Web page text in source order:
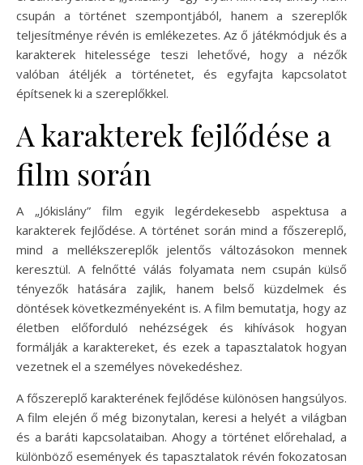
csupán a történet szempontjából, hanem a szereplők
teljesítménye révén is emlékezetes. Az ő játékmódjuk és a
karakterek hitelessége teszi lehetővé, hogy a nézők
valóban átéljék a történetet, és egyfajta kapcsolatot
építsenek ki a szereplőkkel.
A karakterek fejlődése a
film során
A „Jókislány” film egyik legérdekesebb aspektusa a
karakterek fejlődése. A történet során mind a főszereplő,
mind a mellékszereplők jelentős változásokon mennek
keresztül. A felnőtté válás folyamata nem csupán külső
tényezők hatására zajlik, hanem belső küzdelmek és
döntések következményeként is. A film bemutatja, hogy az
életben előforduló nehézségek és kihívások hogyan
formálják a karaktereket, és ezek a tapasztalatok hogyan
vezetnek el a személyes növekedéshez.
A főszereplő karakterének fejlődése különösen hangsúlyos.
A film elején ő még bizonytalan, keresi a helyét a világban
és a baráti kapcsolataiban. Ahogy a történet előrehalad, a
különböző események és tapasztalatok révén fokozatosan